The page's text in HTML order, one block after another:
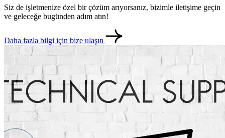
Siz de işletmenize özel bir çözüm arıyorsanız, bizimle iletişime geçin
ve geleceğe bugünden adım atın!
Daha fazla bilgi için bize ulaşın